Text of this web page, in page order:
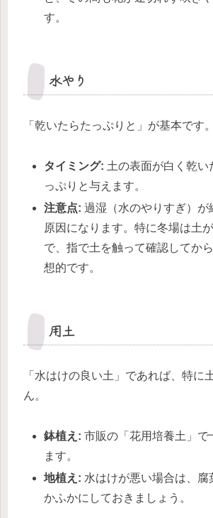
す。
水やり
「乾いたらたっぷりと」が基本です。
タイミング: 土の表面が白く乾い
っぷりと与えます。
注意点: 過湿（水のやりすぎ）が
原因になります。特に冬場は土
で、指で土を触って確認してか
想的です。
用土
「水はけの良い土」であれば、特に
ん。
鉢植え: 市販の「花用培養土」で
ます。
地植え: 水はけが悪い場合は、腐
かふかにしておきましょう。